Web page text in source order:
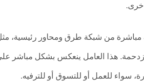
هذا العامل ينعكس بشكل مباشر
سواء للعمل أو للتسوق أو للترفيه.